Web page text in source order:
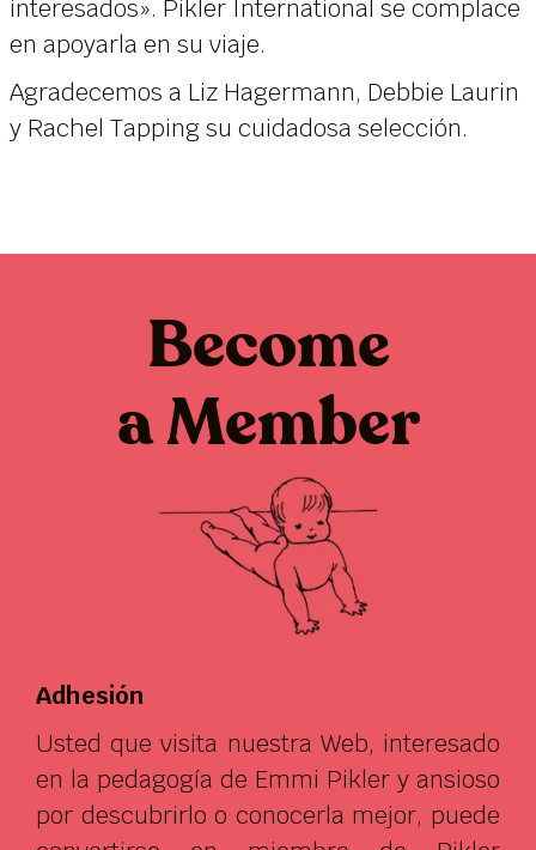
interesados». Pikler International se complace
en apoyarla en su viaje.
Agradecemos a Liz Hagermann, Debbie Laurin
y Rachel Tapping su cuidadosa selección.
Become
a Member
Adhesión
Usted que visita nuestra Web, interesado
en la pedagogía de Emmi Pikler y ansioso
por descubrirlo o conocerla mejor, puede